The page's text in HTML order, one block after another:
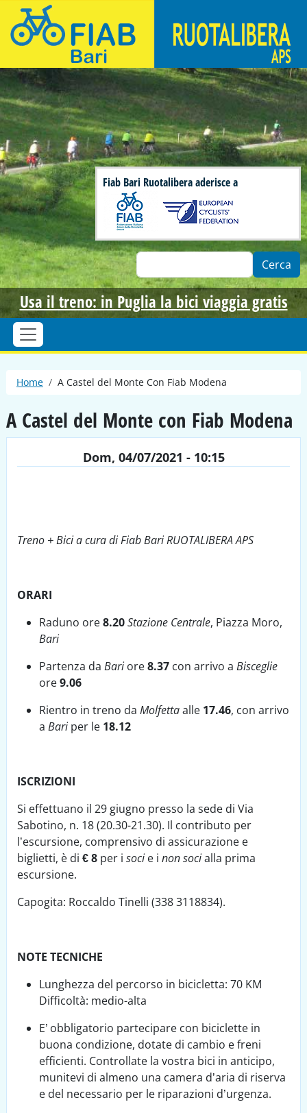
Salta al contenuto principale
Bari Ruotalibera - Associazione di ciclisti urbani
Fiab Bari Ruotalibera aderisce a
Cerca
Usa il treno: in Puglia la bici viaggia gratis
Briciole di pane
Home A Castel del Monte Con Fiab Modena
A Castel del Monte con Fiab Modena
Dom, 04/07/2021 - 10:15
Treno + Bici a cura di Fiab Bari RUOTALIBERA APS
ORARI
Raduno ore8.20Stazione Centrale, Piazza Moro,
Bari
Partenza da Bariore8.37con arrivo a Bisceglie
ore9.06
Rientro in treno da Molfettaalle 17.46, con arrivo
a Bariper le 18.12
ISCRIZIONI
Si effettuano il 29 giugno presso la sede di Via
Sabotino, n. 18 (20.30-21.30). Il contributo per
l’escursione, comprensivo di assicurazione e
biglietti, è di € 8per i socie i non socialla prima
escursione.
Capogita: Roccaldo Tinelli (338 3118834).
NOTE TECNICHE
Lunghezza del percorso in bicicletta: 70 KM
Difficoltà: medio-alta
E’ obbligatorio partecipare con biciclette in
buona condizione, dotate di cambio e freni
efficienti. Controllate la vostra bici in anticipo,
munitevi di almeno una camera d’aria di riserva
e del necessario per le riparazioni d’urgenza.